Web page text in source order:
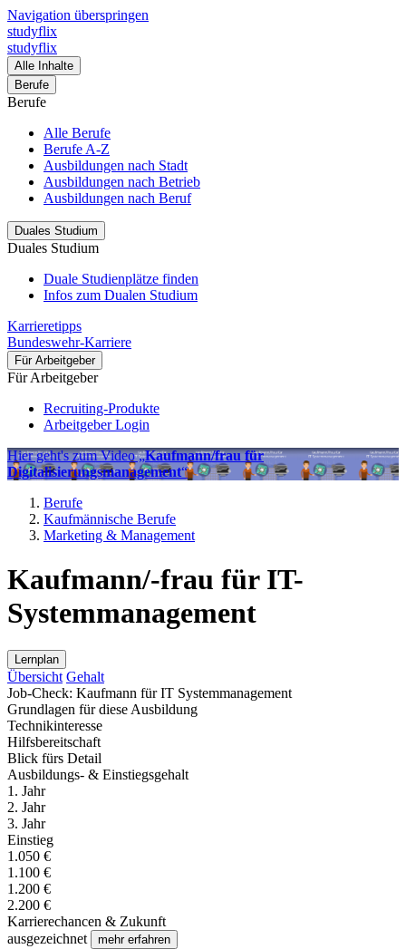
Navigation überspringen
studyflix
studyflix
Alle Inhalte
Berufe
Berufe
Alle Berufe
Berufe A-Z
Ausbildungen nach Stadt
Ausbildungen nach Betrieb
Ausbildungen nach Beruf
Duales Studium
Duales Studium
Duale Studienplätze finden
Infos zum Dualen Studium
Karrieretipps
Bundeswehr-Karriere
Für Arbeitgeber
Für Arbeitgeber
Recruiting-Produkte
Arbeitgeber Login
Hier geht's zum Video „Kaufmann/frau für
Digitalisierungsmanagement“
Berufe
Kaufmännische Berufe
Marketing & Management
Kaufmann/-frau für IT-
Systemmanagement
Lernplan
Übersicht Gehalt
Job-Check: Kaufmann für IT Systemmanagement
Grundlagen für diese Ausbildung
Technikinteresse
Hilfsbereitschaft
Blick fürs Detail
Ausbildungs- & Einstiegsgehalt
1. Jahr
2. Jahr
3. Jahr
Einstieg
1.050 €
1.100 €
1.200 €
2.200 €
Karrierechancen & Zukunft
ausgezeichnet
mehr erfahren